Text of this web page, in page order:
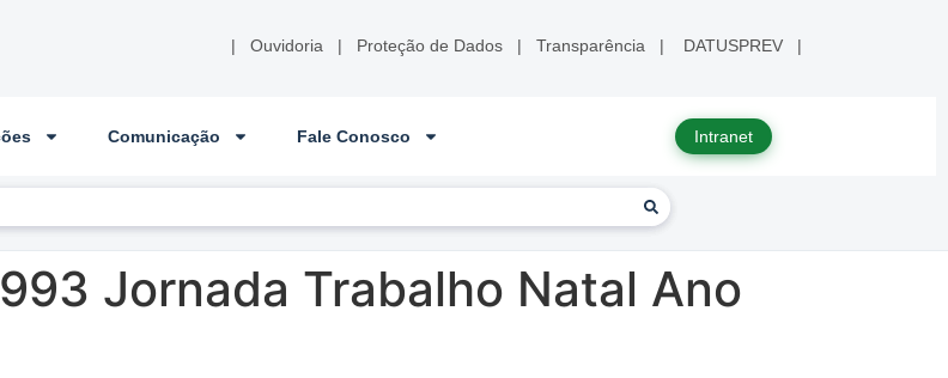
| Ouvidoria | Proteção de Dados | Transparência | DATUSPREV |
Comunicação Fale Conosco Intranet
Jornada Trabalho Natal Ano